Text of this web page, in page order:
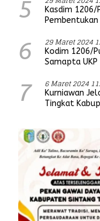
5
Kasdim
6 29 Maret 2024
Kodim 1206/
Samapta
7 6 Maret 2024
Kurniawan
Tingkat